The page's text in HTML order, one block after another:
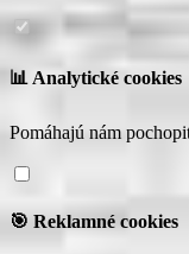
📊 Analytické cookies
Pomáhajú nám
🎯 Reklamné cookies